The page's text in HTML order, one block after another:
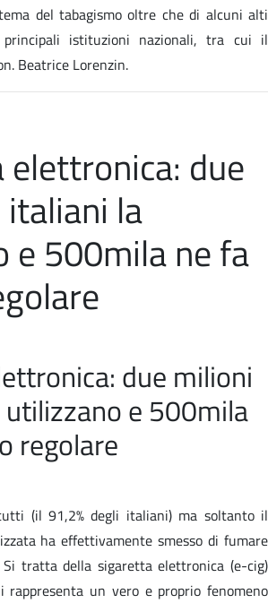
del tabagismo oltre che di alcuni alti
principali istituzioni nazionali, tra cui il
Beatrice Lorenzin.
due
la
e 500mila ne fa
due milioni
e 500mila
regolare
(il 91,2% degli italiani) ma soltanto il
ha effettivamente smesso di fumare
tratta della sigaretta elettronica (e-cig)
rappresenta un vero e proprio fenomeno